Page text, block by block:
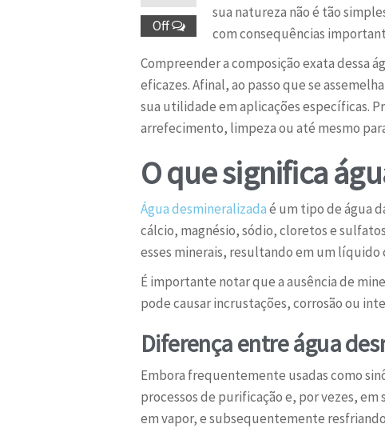
Off
sua natureza não é tão
com consequências
Compreender a composição exata dessa
eficazes. Afinal, ao passo que se
sua utilidade em aplicações específicas.
arrefecimento, limpeza ou até mesmo
O que significa
Água desmineralizadaé um tipo de água
cálcio, magnésio, sódio, cloretos e
esses minerais, resultando em um
É importante notar que a ausência de
pode causar incrustações, corrosão ou
Diferença entre água
Embora frequentemente usadas como
processos de purificação e, por vezes,
em vapor, e subsequentemente